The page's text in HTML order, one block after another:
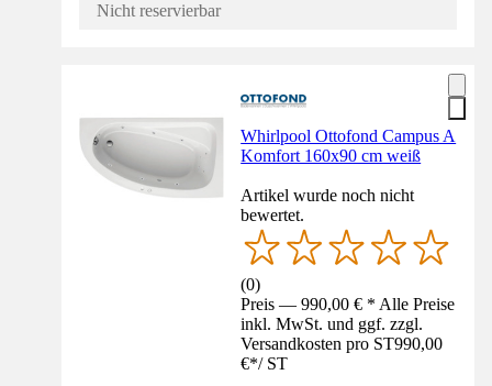
Nicht reservierbar
Whirlpool Ottofond Campus A
Komfort 160x90 cm weiß
Artikel wurde noch nicht
bewertet.
(0)
Preis — 990,00 € * Alle Preise
inkl. MwSt. und ggf. zzgl.
Versandkosten pro ST990,00
€*/ ST